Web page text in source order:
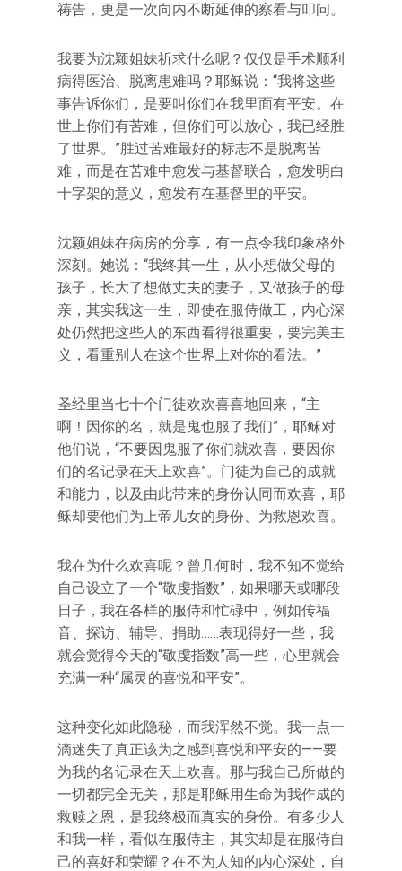
祷告，更是一次向内不断延伸的察看与叩问。
我要为沈颖姐妹祈求什么呢？仅仅是手术顺利
病得医治、脱离患难吗？耶稣说：“我将这些
事告诉你们，是要叫你们在我里面有平安。在
世上你们有苦难，但你们可以放心，我已经胜
了世界。”胜过苦难最好的标志不是脱离苦
难，而是在苦难中愈发与基督联合，愈发明白
十字架的意义，愈发有在基督里的平安。
沈颖姐妹在病房的分享，有一点令我印象格外
深刻。她说：“我终其一生，从小想做父母的
孩子，长大了想做丈夫的妻子，又做孩子的母
亲，其实我这一生，即使在服侍做工，内心深
处仍然把这些人的东西看得很重要，要完美主
义，看重别人在这个世界上对你的看法。”
圣经里当七十个门徒欢欢喜喜地回来，“主
啊！因你的名，就是鬼也服了我们”，耶稣对
他们说，“不要因鬼服了你们就欢喜，要因你
们的名记录在天上欢喜”。门徒为自己的成就
和能力，以及由此带来的身份认同而欢喜，耶
稣却要他们为上帝儿女的身份、为救恩欢喜。
我在为什么欢喜呢？曾几何时，我不知不觉给
自己设立了一个“敬虔指数”，如果哪天或哪段
日子，我在各样的服侍和忙碌中，例如传福
音、探访、辅导、捐助……表现得好一些，我
就会觉得今天的“敬虔指数”高一些，心里就会
充满一种“属灵的喜悦和平安”。
这种变化如此隐秘，而我浑然不觉。我一点一
滴迷失了真正该为之感到喜悦和平安的——要
为我的名记录在天上欢喜。那与我自己所做的
一切都完全无关，那是耶稣用生命为我作成的
救赎之恩，是我终极而真实的身份。有多少人
和我一样，看似在服侍主，其实却是在服侍自
己的喜好和荣耀？在不为人知的内心深处，自